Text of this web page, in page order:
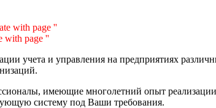
with page ''
with page ''
учета и управления на предприятиях
имеющие многолетний опыт
систему под Ваши требования.